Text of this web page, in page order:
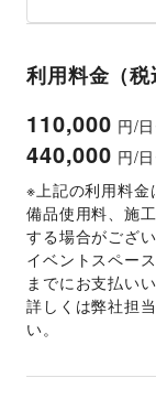
利用料金（税
110,000 円/
440,000 円/
※上記の利用料金
備品使用料、施
する場合がござ
イベントスペー
までにお支払い
詳しくは弊社担
い。